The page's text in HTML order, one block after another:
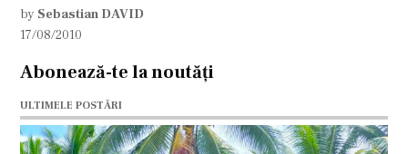
by Sebastian DAVID
17/08/2010
Abonează-te la noutăți
ULTIMELE POSTĂRI